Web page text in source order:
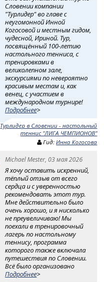
Словении компании
"Турлидер" во главе с
неугомонной Инной
Когосовой и местным гидом,
чудесной, Ириной. Тур,
посвящённый 100-летию
настольного тенниса, с
тренировками в
великолепном зале,
экскурсиями по невероятно
красивым местам и, как
венец, с участием в
международном турнире!
Подробнее>
Турлидер в Словении - настольный
теннис "ЛИГА ЧЕМПИОНОВ"
Гид:Инна Когосова
Michael Mester, 03 мая 2026
Я хочу оставить искренний,
тёплый отзыв от всего
сердца и с уверенностью
рекомендовать этот тур.
Мне действительно было
очень хорошо, и я нисколько
не преувеличиваю! Мы
поехали в тренировочный
лагерь по настольному
теннису, программа
которого также включала
путешествия по Словении.
Всё было организовано
Подробнее>